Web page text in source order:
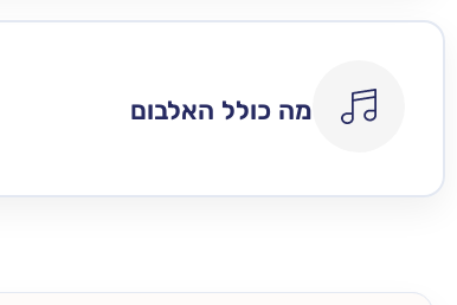
מה כולל האלבום